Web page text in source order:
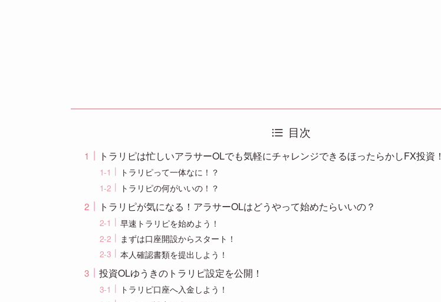
目次
トラリピは忙しいアラサーOLでも気軽にチャレンジできるほったらかしFX投資！
トラリピって一体なに！？
トラリピの何がいいの！？
トラリピが気になる！アラサーOLはどうやって始めたらいいの？
早速トラリピを始めよう！
まずは口座開設からスタート！
本人確認書類を提出しよう！
投資OLゆうきのトラリピ設定を公開！
トラリピ口座へ入金しよう！